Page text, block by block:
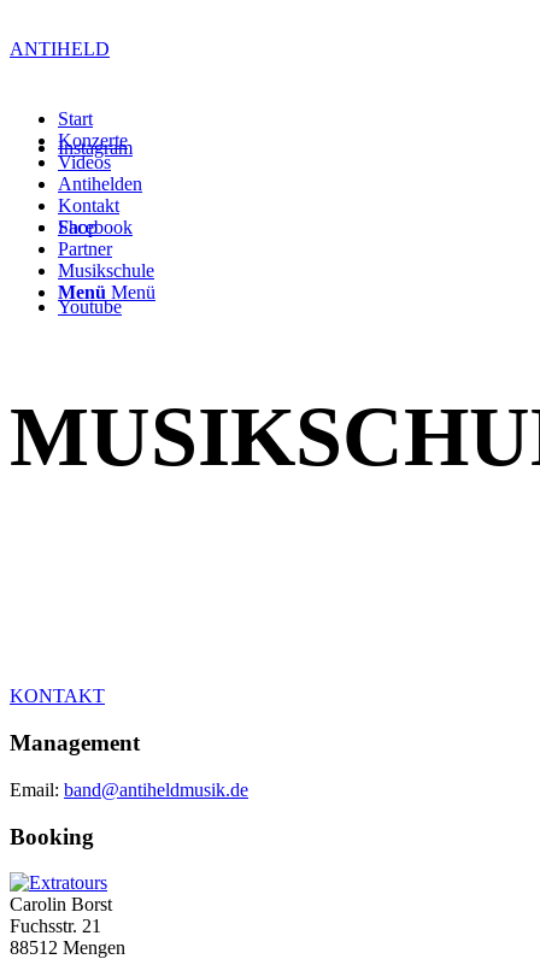
ANTIHELD
Instagram
Facebook
Youtube
Start
Konzerte
Videos
Antihelden
Kontakt
Shop
Partner
Musikschule
Menü Menü
KONTAKT
Management
Email: band@antiheldmusik.de
Booking
Carolin Borst
Fuchsstr. 21
88512 Mengen